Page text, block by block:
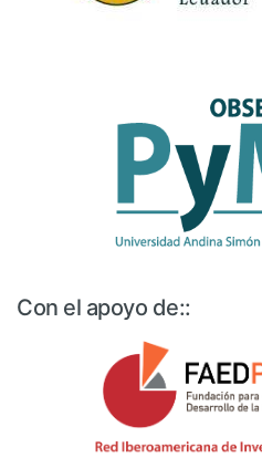
Con el apoyo de::